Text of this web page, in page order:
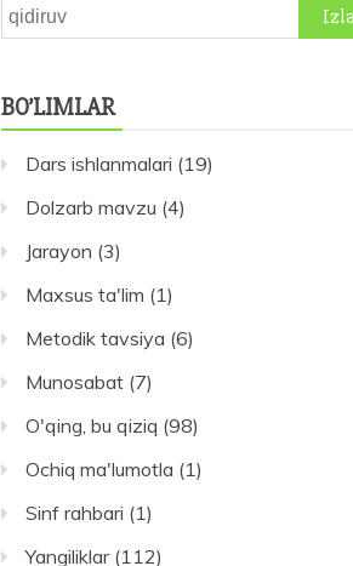
Qidirshish:
BO’LIMLAR
Dars ishlanmalari (19)
Dolzarb mavzu (4)
Jarayon (3)
Maxsus ta'lim (1)
Metodik tavsiya (6)
Munosabat (7)
O'qing, bu qiziq (98)
Ochiq ma'lumotla (1)
Sinf rahbari (1)
Yangiliklar(112)